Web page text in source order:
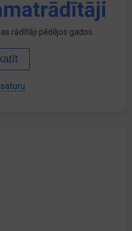
rādītāji pēdējos gados